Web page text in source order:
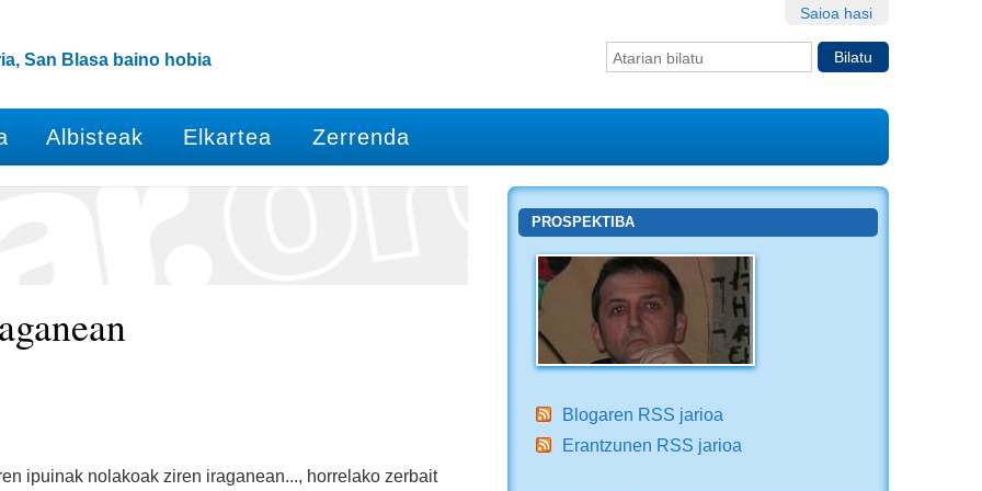
Saioa hasi
Bilatu atarian
San Blasa baino hobia
Albisteak Elkartea Zerrenda
ipuinak nolakoak ziren iraganean..., horrelako zerbait
PROSPEKTIBA
Blogaren RSS jarioa
Erantzunen RSS jarioa